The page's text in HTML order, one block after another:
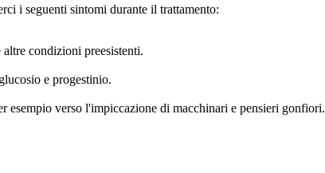
i seguenti sintomi durante il trattamento:
condizioni preesistenti.
e progestinio.
esempio verso l'impiccazione di macchinari e pensieri gonfiori.